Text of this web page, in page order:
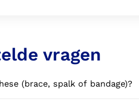
vragen
(brace, spalk of bandage)?